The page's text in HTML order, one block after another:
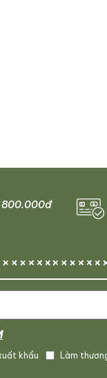
800.000đ
khẩu Làm